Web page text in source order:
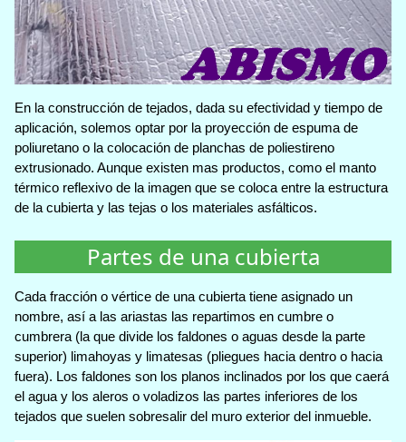
En la construcción de tejados, dada su efectividad y tiempo de
aplicación, solemos optar por la proyección de espuma de
poliuretano o la colocación de planchas de poliestireno
extrusionado. Aunque existen mas productos, como el manto
térmico reflexivo de la imagen que se coloca entre la estructura
de la cubierta y las tejas o los materiales asfálticos.
Partes de una cubierta
Cada fracción o vértice de una cubierta tiene asignado un
nombre, así a las ariastas las repartimos en cumbre o
cumbrera (la que divide los faldones o aguas desde la parte
superior) limahoyas y limatesas (pliegues hacia dentro o hacia
fuera). Los faldones son los planos inclinados por los que caerá
el agua y los aleros o voladizos las partes inferiores de los
tejados que suelen sobresalir del muro exterior del inmueble.